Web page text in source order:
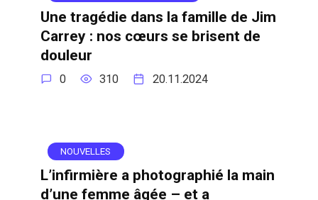
Une tragédie dans la famille de Jim
Carrey : nos cœurs se brisent de
douleur
0 310 20.11.2024
NOUVELLES
L’infirmière a photographié la main
d’une femme âgée – et a